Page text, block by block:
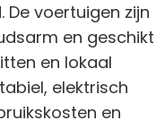
voertuigen zijn
en geschikt
en lokaal
elektrisch
en